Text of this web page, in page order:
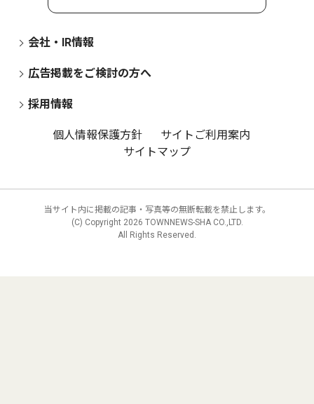
会社・IR情報
広告掲載をご検討の方へ
採用情報
個人情報保護方針
サイトご利用案内
サイトマップ
当サイト内に掲載の記事・写真等の無断転載を禁止します。
(C) Copyright 2026 TOWNNEWS-SHA CO.,LTD.
All Rights Reserved.